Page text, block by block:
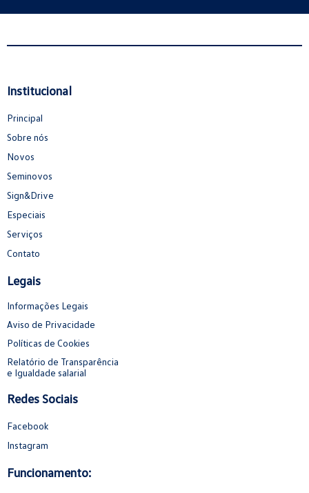
Institucional
Principal
Sobre nós
Novos
Seminovos
Sign&Drive
Especiais
Serviços
Contato
Legais
Informações Legais
Aviso de Privacidade
Políticas de Cookies
Relatório de Transparência
e Igualdade salarial
Redes Sociais
Facebook
Instagram
Funcionamento: